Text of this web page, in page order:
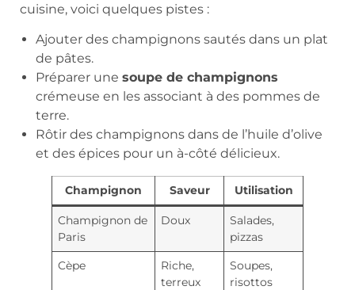
cuisine, voici quelques pistes :
Ajouter des champignons sautés dans un plat
de pâtes.
Préparer une soupe de champignons
crémeuse en les associant à des pommes de
terre.
Rôtir des champignons dans de l’huile d’olive
et des épices pour un à-côté délicieux.
Champignon Saveur Utilisation
Champignon de
Paris
Doux
Salades,
pizzas
Cèpe
Riche,
terreux
Soupes,
risottos